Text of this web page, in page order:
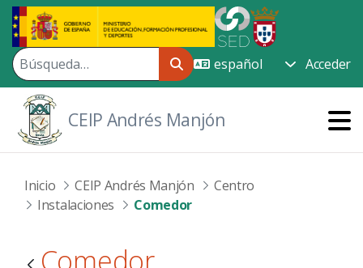
Saltar al contenido principal
Acceder
CEIP Andrés Manjón
Inicio CEIP Andrés Manjón
Centro
Instalaciones
Comedor